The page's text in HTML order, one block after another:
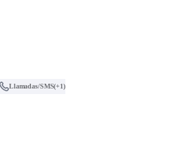
Llamadas/SMS(+1)